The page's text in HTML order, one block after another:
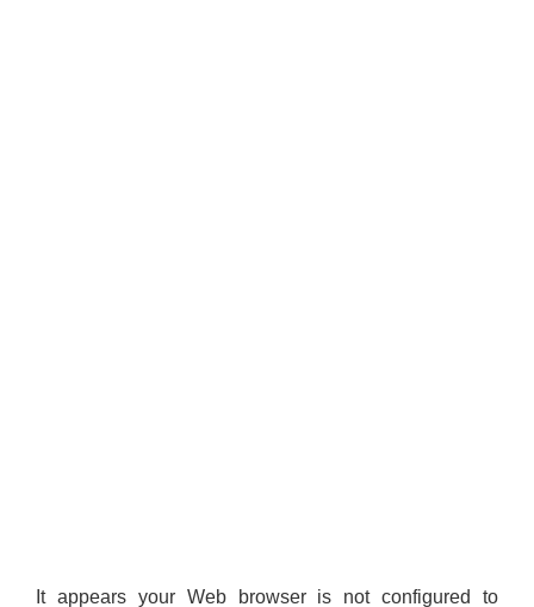
It appears your Web browser is not configured to